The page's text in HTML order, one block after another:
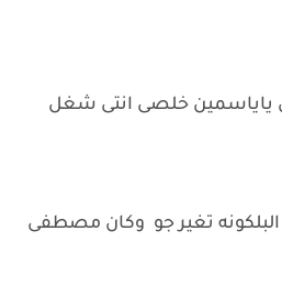
ياياسمين خلصى انتى شغل
تغير جو وكان مصطفى